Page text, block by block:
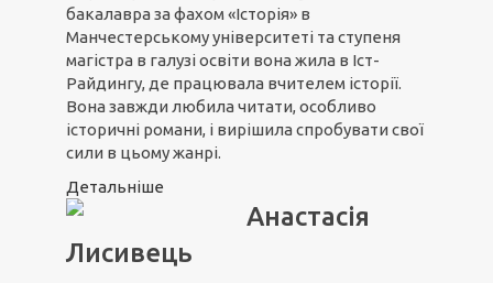
бакалавра за фахом «Історія» в
Манчестерському університеті та ступеня
магістра в галузі освіти вона жила в Іст-
Райдингу, де працювала вчителем історії.
Вона завжди любила читати, особливо
історичні романи, і вирішила спробувати свої
сили в цьому жанрі.
Детальніше
Анастасія
Лисивець